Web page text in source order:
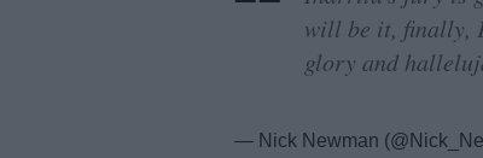
will be it, finally,
glory and
— Nick Newman